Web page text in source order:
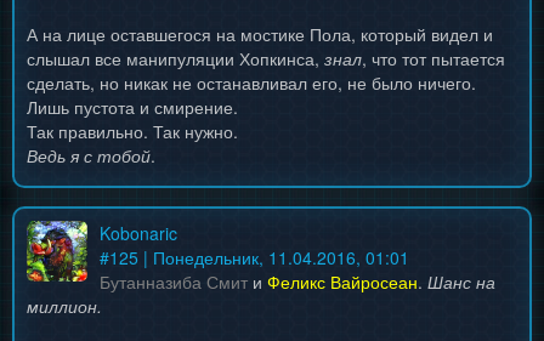
А на лице оставшегося на мостике Пола, который видел и
слышал все манипуляции Хопкинса, знал, что тот пытается
сделать, но никак не останавливал его, не было ничего.
Лишь пустота и смирение.
Так правильно. Так нужно.
Ведь я с тобой.
Kobonaric
#125 | Понедельник, 11.04.2016, 01:01
Бутанназиба Смит и Феликс Вайросеан. Шанс на
миллион.